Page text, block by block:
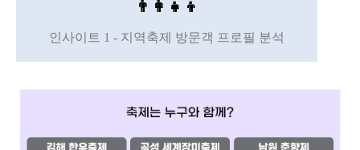
👨‍👩‍👧‍👦
인사이트 1 - 지역축제 방문객 프로필 분석